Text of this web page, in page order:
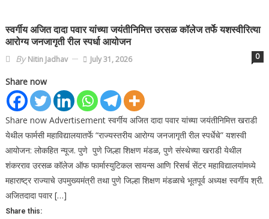
स्वर्गीय अजित दादा पवार यांच्या जयंतीनिमित्त उरसळ कॉलेज तर्फे यशस्वीरित्या
आरोग्य जनजागृती रील स्पर्धा आयोजन
ByNitin Jadhav July 31, 2026 0
Share now
Share now Advertisement स्वर्गीय अजित दादा पवार यांच्या जयंतीनिमित्त खराडी
येथील फार्मसी महाविद्यालयातर्फे “राज्यस्तरीय आरोग्य जनजागृती रील स्पर्धेचे” यशस्वी
आयोजन: लोकहित न्यूज. पुणे पुणे जिल्हा शिक्षण मंडळ, पुणे संस्थेच्या खराडी येथील
शंकरराव उरसळ कॉलेज ऑफ फार्मास्युटिकल सायन्स आणि रिसर्च सेंटर महाविद्यालयांमध्ये
महाराष्ट्र राज्याचे उपमुख्यमंत्री तथा पुणे जिल्हा शिक्षण मंडळाचे भूतपूर्व अध्यक्ष स्वर्गीय श्री.
अजितदादा पवार […]
Share this: